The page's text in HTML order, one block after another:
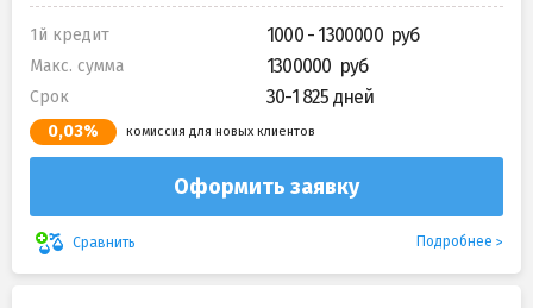
1й кредит 1000 - 1300000
Макс. сумма 1300000
Срок 30-1 825 дней
0,03% комиссия для новых клиентов
Оформить заявку
Сравнить Подробнее